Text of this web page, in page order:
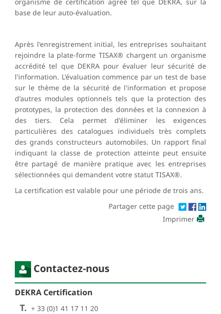
base de leur auto-évaluation.
Après l'enregistrement initial, les entreprises souhaitant
rejoindre la plate-forme TISAX® chargent un organisme
accrédité tel que DEKRA pour évaluer leur sécurité de
l'information. L'évaluation commence par un test de base
sur le thème de la sécurité de l'information et propose
d'autres modules optionnels tels que la protection des
prototypes, la protection des données et la connexion à
des tiers. Cela permet d'éliminer les exigences
particulières des catalogues individuels très complets
des grands constructeurs automobiles. Un rapport final
indiquant la classe de protection atteinte peut ensuite
être partagé de manière pratique avec les entreprises
sélectionnées qui demandent votre statut TISAX®.
La certification est valable pour une période de trois ans.
Partager cette page
Imprimer
Contactez-nous
DEKRA Certification
T. + 33 (0)1 41 17 11 20